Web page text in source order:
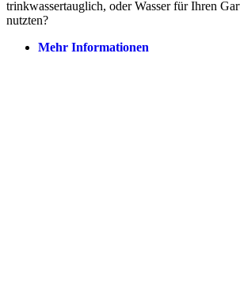
trinkwassertauglich, oder Wasser für Ihren
nutzten?
Mehr Informationen